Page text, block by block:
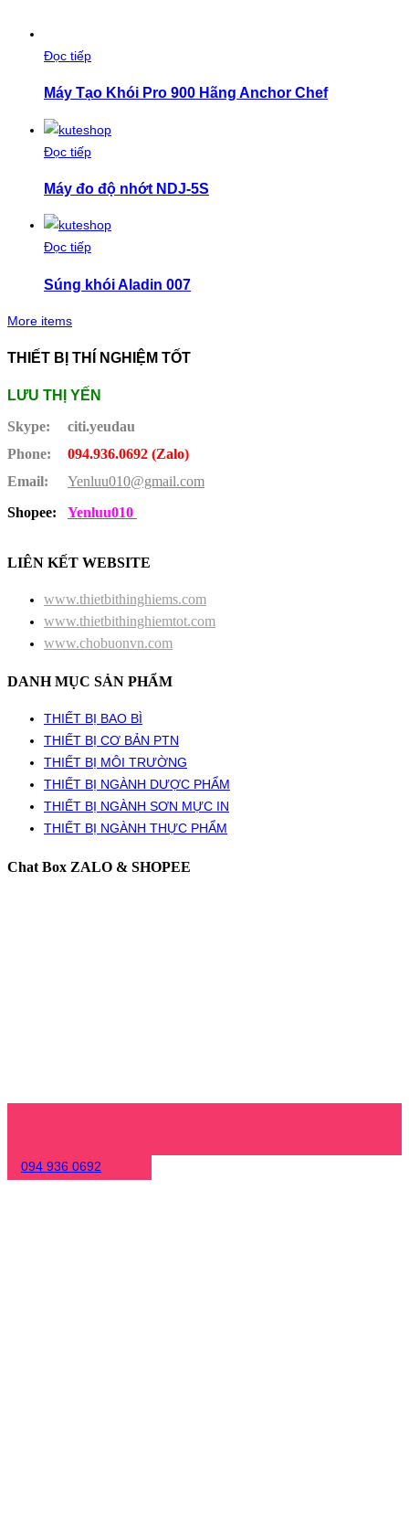
Đọc tiếp
Máy Tạo Khói Pro 900 Hãng Anchor Chef
Đọc tiếp
Máy đo độ nhớt NDJ-5S
Đọc tiếp
Súng khói Aladin 007
More items
THIẾT BỊ THÍ NGHIỆM TỐT
LƯU THỊ YẾN
Skype:
citi.yeudau
Phone:
094.936.0692 (Zalo)
Email:
Yenluu010@gmail.com
Shopee:
Yenluu010
LIÊN KẾT WEBSITE
www.thietbithinghiems.com
www.thietbithinghiemtot.com
www.chobuonvn.com
DANH MỤC SẢN PHẨM
THIẾT BỊ BAO BÌ
THIẾT BỊ CƠ BẢN PTN
THIẾT BỊ MÔI TRƯỜNG
THIẾT BỊ NGÀNH DƯỢC PHẨM
THIẾT BỊ NGÀNH SƠN MỰC IN
THIẾT BỊ NGÀNH THỰC PHẨM
Chat Box ZALO & SHOPEE
094 936 0692